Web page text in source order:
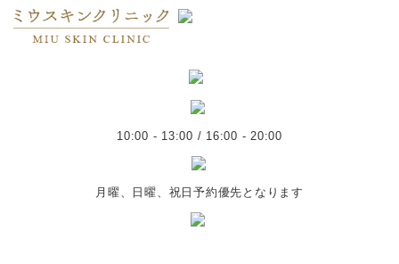
10:00 - 13:00 / 16:00 - 20:00
月曜、日曜、祝日予約優先となります